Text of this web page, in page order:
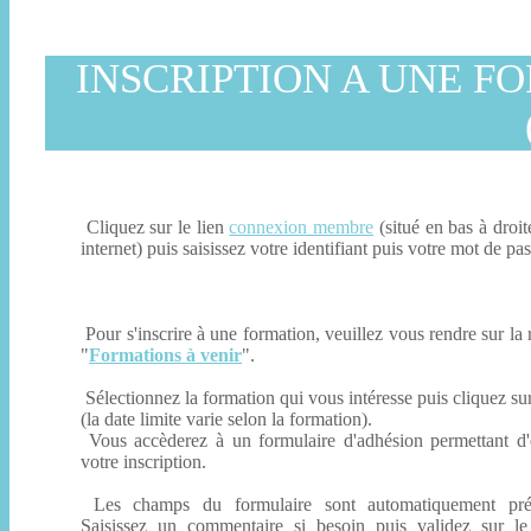
INSCRIPTION A UNE
Cliquez sur le lienconnexion membre (situé en bas à
internet) puis saisissez votre identifiant puis votre mot de
Pour s'inscrire à une formation, veuillez vous rendre sur la
"Formations à venir".
Sélectionnez la formation qui vous intéresse puis cliquez
(la date limite varie selon la formation).
Vous accèderez à un formulaire d'adhésion permettant
votre inscription.
Les champs du formulaire sont automatiquement
Saisissez un commentaire si besoin puis validez sur